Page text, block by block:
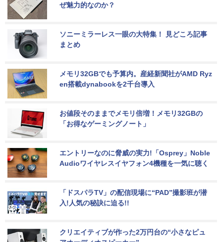
ぜ魅力的なのか？
ソニーミラーレス一眼の大特集！ 見どころ記事
まとめ
メモリ32GBでも予算内。産経新聞社がAMD Ryz
en搭載dynabookを2千台導入
お値段そのままでメモリ倍増！メモリ32GBの
「お得なゲーミングノート」
エントリーなのに脅威の実力!「Osprey」Noble
Audioワイヤレスイヤフォン4機種を一気に聴く
「ドスパラTV」の配信現場に“PAD”撮影班が潜
入!人気の秘訣に迫る!!
クリエイティブが作った2万円台の“小さなピュ